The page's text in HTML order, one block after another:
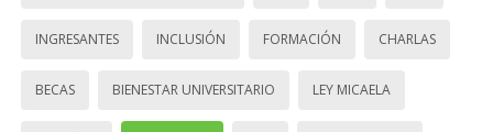
INGRESANTES INCLUSIÓN FORMACIÓN CHARLAS
BECAS BIENESTAR UNIVERSITARIO LEY MICAELA